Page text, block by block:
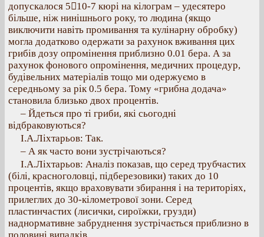
допускалося 510-7 кюрі на кілограм – удесятеро
більше, ніж нинішнього року, то людина (якщо
виключити навіть промивання та кулінарну обробку)
могла додатково одержати за рахунок вживання цих
грибів дозу опромінення приблизно 0.01 бера. А за
рахунок фонового опромінення, медичних процедур,
будівельних матеріалів тощо ми одержуємо в
середньому за рік 0.5 бера. Тому «грибна додача»
становила близько двох процентів.
– Йдеться про ті гриби, які сьогодні
відбраковуються?
І.А.Ліхтарьов: Так.
– А як часто вони зустрічаються?
І.А.Ліхтарьов: Аналіз показав, що серед трубчастих
(білі, красноголовці, підберезовики) таких до 10
процентів, якщо враховувати збирання і на територіях,
прилеглих до 30-кілометрової зони. Серед
пластинчастих (лисички, сироїжки, грузди)
наднормативне забруднення зустрічається приблизно в